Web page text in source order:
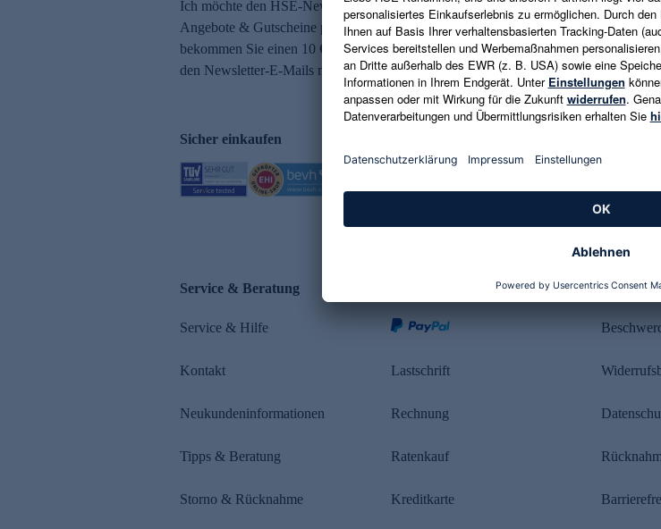
Ich möchte den HSE-Newsletter abonnieren und aktuelle Trends,
Angebote & Gutscheine per E-Mail erhalten. Als Dankeschön
bekommen Sie einen 10 € Gutschein. Eine Abmeldung ist jederzeit in
den Newsletter-E-Mails möglich.
E-Mail-
Es gelten
Sicher einkaufen
Service & Beratung
Service & Hilfe
Kontakt
Neukundeninformationen
Tipps & Beratung
Storno & Rücknahme
Lastschrift
Rechnung
Ratenkauf
Kreditkarte